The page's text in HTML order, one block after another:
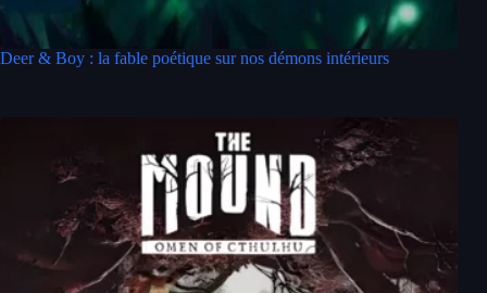
Deer & Boy : la fable poétique sur nos démons intérieurs